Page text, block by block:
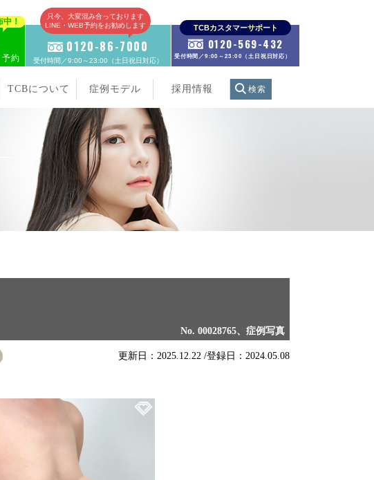
！
約
只今、大変混み合っております
LINE・WEB予約をお勧めします
0120-86-7000
受付時間／9:00～23:00（土日祝日対応）
TCBカスタマーサポート
0120-569-432
受付時間／9:00～23:00（土日祝日対応）
TCBについて 症例モデル 採用情報 検索
No. 00028765、症例写真
更新日：2025.12.22 /登録日：2024.05.08